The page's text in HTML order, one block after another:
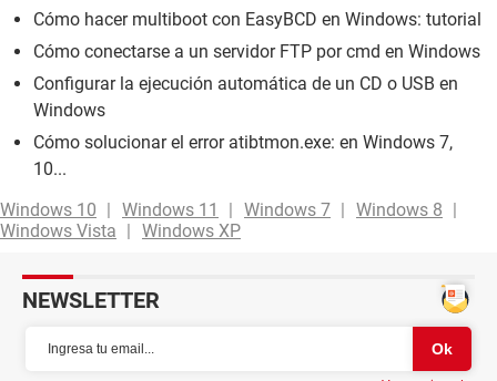
Cómo hacer multiboot con EasyBCD en Windows: tutorial
Cómo conectarse a un servidor FTP por cmd en Windows
Configurar la ejecución automática de un CD o USB en
Windows
Cómo solucionar el error atibtmon.exe: en Windows 7,
10...
Windows 10
Windows 11 Windows 7
Windows 8
Windows Vista
Windows XP
NEWSLETTER